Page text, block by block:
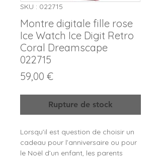
SKU : 022715
Montre digitale fille rose
Ice Watch Ice Digit Retro
Coral Dreamscape
022715
59,00 €Prix
Rupture de stock
Lorsqu’il est question de choisir un
cadeau pour l’anniversaire ou pour
le Noël d’un enfant, les parents